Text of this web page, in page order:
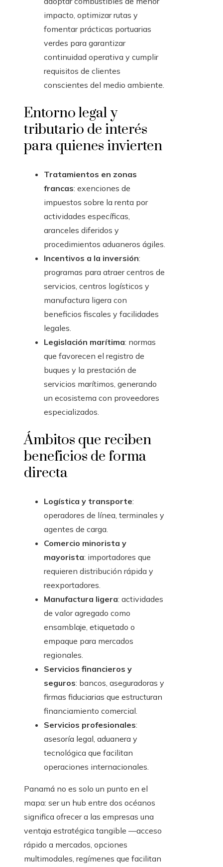
impacto, optimizar rutas y
fomentar prácticas portuarias
verdes para garantizar
continuidad operativa y cumplir
requisitos de clientes
conscientes del medio ambiente.
Entorno legal y
tributario de interés
para quienes invierten
Tratamientos en zonas
francas: exenciones de
impuestos sobre la renta por
actividades específicas,
aranceles diferidos y
procedimientos aduaneros ágiles.
Incentivos a la inversión:
programas para atraer centros de
servicios, centros logísticos y
manufactura ligera con
beneficios fiscales y facilidades
legales.
Legislación marítima: normas
que favorecen el registro de
buques y la prestación de
servicios marítimos, generando
un ecosistema con proveedores
especializados.
Ámbitos que reciben
beneficios de forma
directa
Logística y transporte:
operadores de línea, terminales y
agentes de carga.
Comercio minorista y
mayorista: importadores que
requieren distribución rápida y
reexportadores.
Manufactura ligera: actividades
de valor agregado como
ensamblaje, etiquetado o
empaque para mercados
regionales.
Servicios financieros y
seguros: bancos, aseguradoras y
firmas fiduciarias que estructuran
financiamiento comercial.
Servicios profesionales:
asesoría legal, aduanera y
tecnológica que facilitan
operaciones internacionales.
Panamá no es solo un punto en el
mapa: ser un hub entre dos océanos
significa ofrecer a las empresas una
ventaja estratégica tangible —acceso
rápido a mercados, opciones
multimodales, regímenes que facilitan